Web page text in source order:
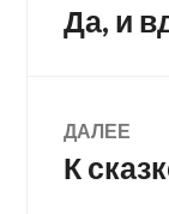
по
запись:
Да, и
ДАЛЕЕ
К